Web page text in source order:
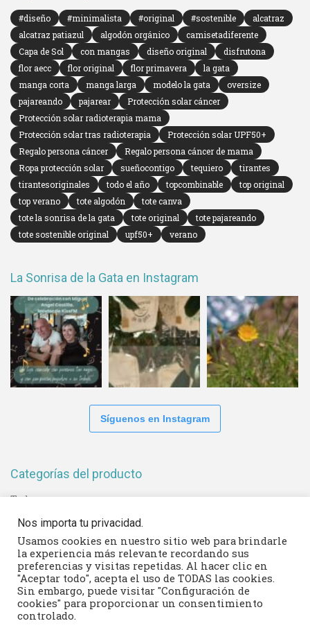
#diseño #minimalista #original #sostenible
alcatraz
alcatraz patiazul
algodón orgánico
camisetadiferente
Capa de Sol
con mangas diseño original
disfrutona
flor aecc
flor original flor primavera
la gata
manga corta
manga larga modelo la gata
oversize
pajareando
pajarear
Protección solar cáncer
Protección solar radioterapia mama
Protección solar tras radioterapia
Protección solar UPF50+
Regalo persona cáncer
Regalo persona cáncer de mama
Ropa protección solar
sueñocontigo tequiero
tirantes
tirantesoriginales
todo el año topcombinable
top original
top verano
tote algodón
tote canva
tote la sonrisa de la gata
tote original
tote pajareando
tote sostenible original
upf50+ verano
La Sonrisa de la Gata en Instagram
Síguenos en Instagram
Categorías del producto
Todos
Envolver para regalo
ROPA
BATIBURRILLO
MOCHILAS y BOLSAS
PROTECCIÓN SOLAR
Nos importa tu privacidad.
Usamos cookies en nuestro sitio web para brindarle
la experiencia más relevante recordando sus
preferencias y visitas repetidas. Al hacer clic en
"Aceptar todo", acepta el uso de TODAS las cookies.
Sin embargo, puede visitar "Configuración de
cookies" para proporcionar un consentimiento
controlado.